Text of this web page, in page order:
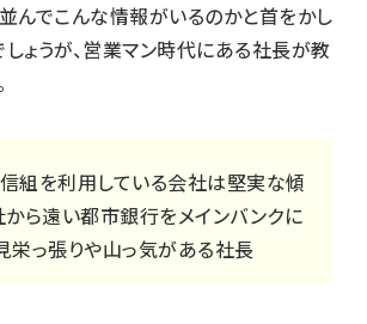
んでこんな情報がいるのかと首をかし
ょうが、営業マン時代にある社長が教
組を利用している会社は堅実な傾
から遠い都市銀行をメインバンクに
栄っ張りや山っ気がある社長